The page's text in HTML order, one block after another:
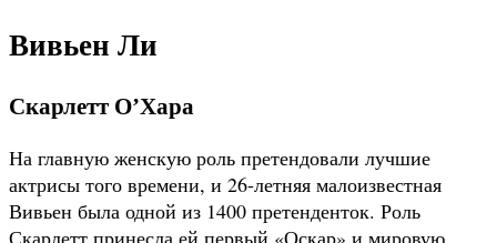
Вивьен Ли
Скарлетт О’Хара
На главную женскую роль претендовали лучшие
актрисы того времени, и 26-летняя малоизвестная
Вивьен была одной из 1400 претенденток. Роль
Скарлетт принесла ей первый «Оскар» и мировую